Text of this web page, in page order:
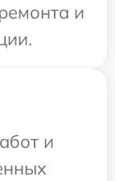
и
и